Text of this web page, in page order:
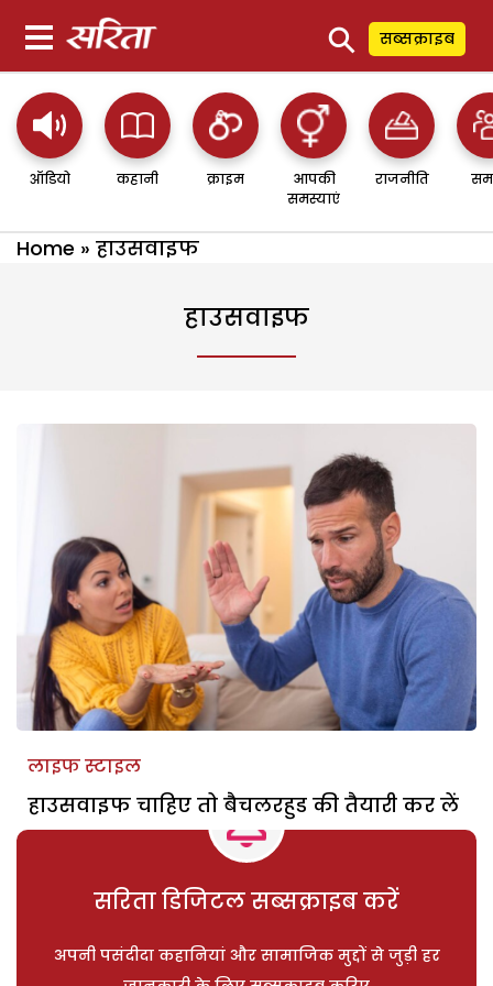
⚲ सब्सक्राइब
ऑडियो कहानी क्राइम
आपकी
समस्याएं
राजनीति
Home » हाउसवाइफ
हाउसवाइफ
लाइफ स्टाइल
हाउसवाइफ चाहिए तो बैचलरहुड की तैयारी कर लें
सरिता डिजिटल सब्सक्राइब करें
अपनी पसंदीदा कहानियां और सामाजिक मुद्दों से जुड़ी हर